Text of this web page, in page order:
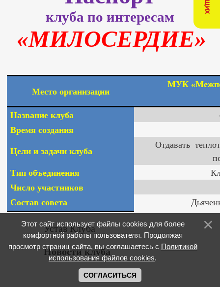
клуба по интересам
«МИЛОСЕРДИЕ»
Место организации
МУК
Название клуба
Время создания
Цели и задачи клуба
Отдавать
Тип объединения
Число участников
Состав совета
Устав Клуба
Новости клуба
Этот сайт использует файлы cookies для более
комфортной работы пользователя. Продолжая
просмотр страниц сайта, вы соглашаетесь с Политикой
использования файлов cookies.
СОГЛАСИТЬСЯ